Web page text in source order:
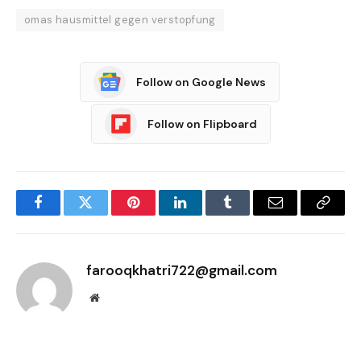
omas hausmittel gegen verstopfung
Follow on Google News
Follow on Flipboard
FacebookTwitter PinterestLinkedInTumblr Email
Copy
farooqkhatri722@gmail.com
Website